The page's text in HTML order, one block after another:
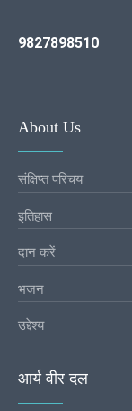
9827898510
About Us
संक्षिप्त परिचय
इतिहास
दान करें
भजन
उद्देश्य
आर्य वीर दल